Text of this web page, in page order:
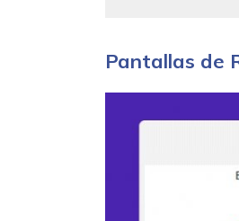
Pantallas de